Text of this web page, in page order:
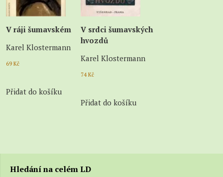
V ráji šumavském
Karel Klostermann
69 Kč
Přidat do košíku
V srdci šumavských
hvozdů
Karel Klostermann
74Kč
Přidat do košíku
Hledání na celém LD